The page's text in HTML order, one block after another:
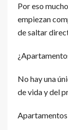
Por eso
empiezan
de saltar
No hay una
de vida y del